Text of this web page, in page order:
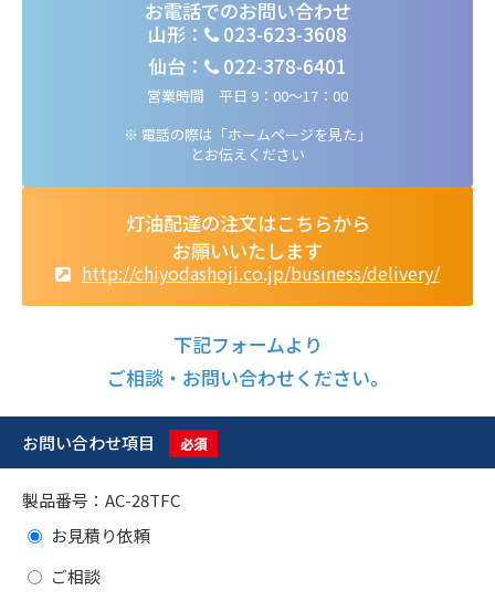
お電話でのお問い合わせ
山形：
023-623-3608
仙台：
022-378-6401
営業時間 平日 9：00～17：00
※ 電話の際は「ホームページを見た」
とお伝えください
灯油配達の注文はこちらから
お願いいたします
http://chiyodashoji.co.jp/business/delivery/
下記フォームより
ご相談・お問い合わせください。
お問い合わせ項目 必須
製品番号：AC-28TFC
お見積り依頼
ご相談